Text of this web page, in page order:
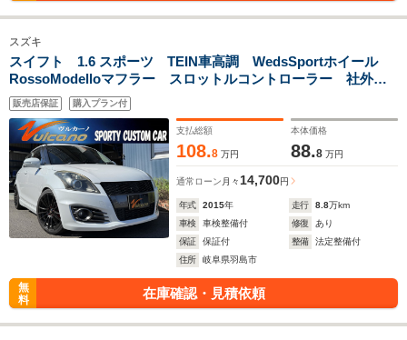
スズキ
スイフト 1.6 スポーツ TEIN車高調 WedsSportホイール
RossoModelloマフラー スロットルコントローラー 社外エ
アクリーナー 社外テールランプ
販売店保証 購入プラン付
支払総額
108.8 万円
本体価格
88.8 万円
通常ローン 月々 14,700円
年式 2015年 走行 8.8万km
車検
車検整備付 修復
あり
保証
保証付 整備
法定整備付
住所
岐阜県羽島市
無
料
在庫確認・見積依頼